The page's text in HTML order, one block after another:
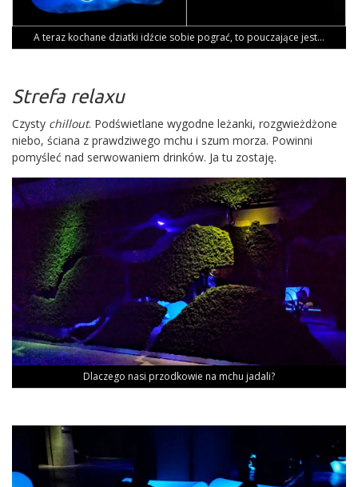
A teraz kocha­ne dziat­ki idź­cie sobie pograć, to poucza­ją­ce jest…
Strefa relaxu
Czy­sty chil­lo­ut. Pod­świe­tla­ne wygod­ne leżan­ki, roz­gwież­dżo­ne
nie­bo, ścia­na z praw­dzi­we­go mchu i szum morza. Powin­ni
pomy­śleć nad ser­wo­wa­niem drin­ków. Ja tu zostaję.
Dla­cze­go nasi przod­ko­wie na mchu jadali?